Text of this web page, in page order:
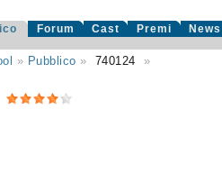
Forum Cast Premi News
» Pubblico » 740124 »